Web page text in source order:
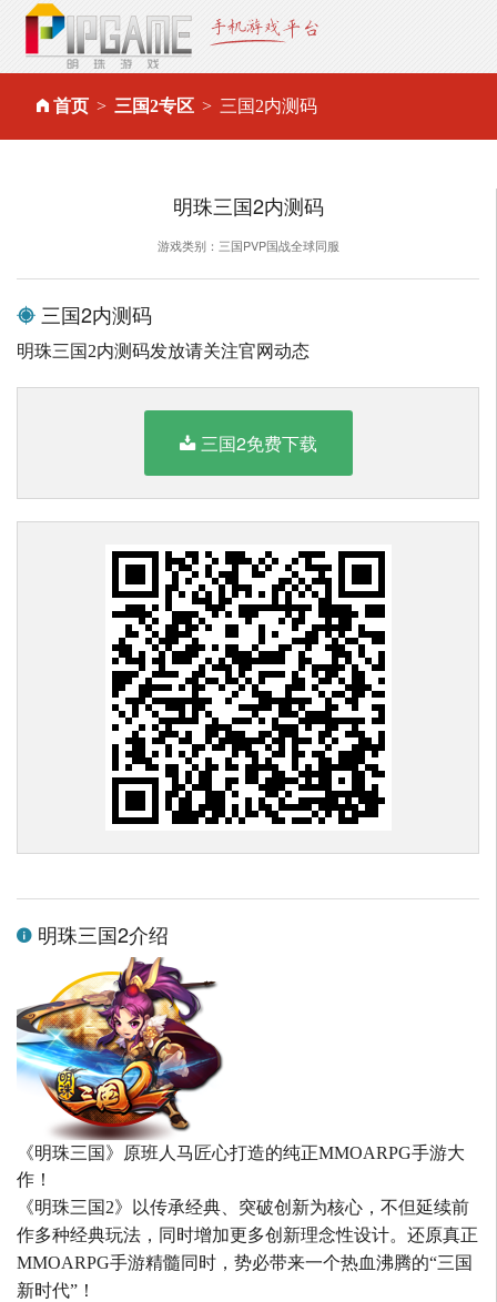
首页 三国2专区 三国2内测码
明珠三国2内测码
游戏类别：三国PVP国战全球同服
三国2内测码
明珠三国2内测码发放请关注官网动态
三国2免费下载
明珠三国2介绍
《明珠三国》原班人马匠心打造的纯正MMOARPG手游大
作！
《明珠三国2》以传承经典、突破创新为核心，不但延续前
作多种经典玩法，同时增加更多创新理念性设计。还原真正
MMOARPG手游精髓同时，势必带来一个热血沸腾的“三国
新时代”！